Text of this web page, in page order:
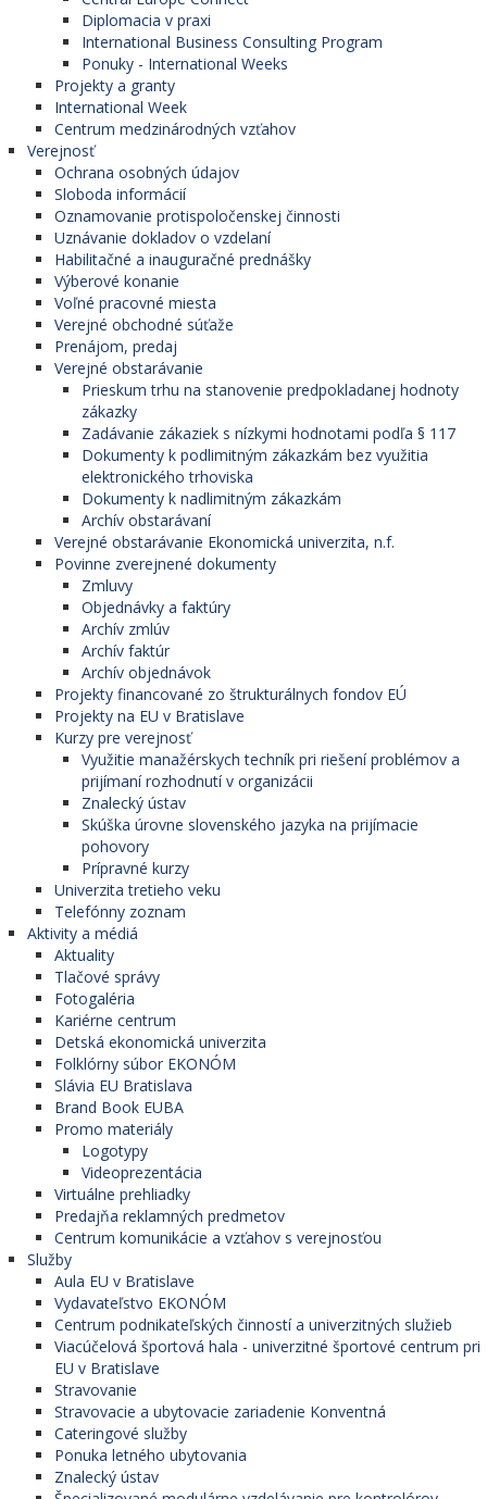
Diplomacia v praxi
International Business Consulting Program
Ponuky - International Weeks
Projekty a granty
International Week
Centrum medzinárodných vzťahov
Verejnosť
Ochrana osobných údajov
Sloboda informácií
Oznamovanie protispoločenskej činnosti
Uznávanie dokladov o vzdelaní
Habilitačné a inauguračné prednášky
Výberové konanie
Voľné pracovné miesta
Verejné obchodné súťaže
Prenájom, predaj
Verejné obstarávanie
Prieskum trhu na stanovenie predpokladanej hodnoty
zákazky
Zadávanie zákaziek s nízkymi hodnotami podľa § 117
Dokumenty k podlimitným zákazkám bez využitia
elektronického trhoviska
Dokumenty k nadlimitným zákazkám
Archív obstarávaní
Verejné obstarávanie Ekonomická univerzita, n.f.
Povinne zverejnené dokumenty
Zmluvy
Objednávky a faktúry
Archív zmlúv
Archív faktúr
Archív objednávok
Projekty financované zo štrukturálnych fondov EÚ
Projekty na EU v Bratislave
Kurzy pre verejnosť
Využitie manažérskych techník pri riešení problémov a
prijímaní rozhodnutí v organizácii
Znalecký ústav
Skúška úrovne slovenského jazyka na prijímacie
pohovory
Prípravné kurzy
Univerzita tretieho veku
Telefónny zoznam
Aktivity a médiá
Aktuality
Tlačové správy
Fotogaléria
Kariérne centrum
Detská ekonomická univerzita
Folklórny súbor EKONÓM
Slávia EU Bratislava
Brand Book EUBA
Promo materiály
Logotypy
Videoprezentácia
Virtuálne prehliadky
Predajňa reklamných predmetov
Centrum komunikácie a vzťahov s verejnosťou
Služby
Aula EU v Bratislave
Vydavateľstvo EKONÓM
Centrum podnikateľských činností a univerzitných služieb
Viacúčelová športová hala - univerzitné športové centrum pri
EU v Bratislave
Stravovanie
Stravovacie a ubytovacie zariadenie Konventná
Cateringové služby
Ponuka letného ubytovania
Znalecký ústav